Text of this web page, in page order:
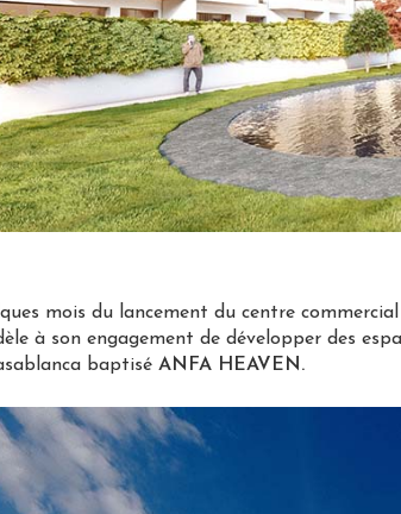
mois du lancement du centre
à son engagement de développer des
baptisé ANFA HEAVEN.